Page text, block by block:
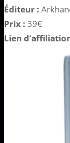
Éditeur :
Prix : 39€
Lien